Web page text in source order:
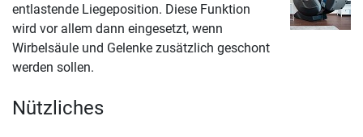
entlastende Liegeposition. Diese Funktion
wird vor allem dann eingesetzt, wenn
Wirbelsäule und Gelenke zusätzlich geschont
werden sollen.
Nützliches